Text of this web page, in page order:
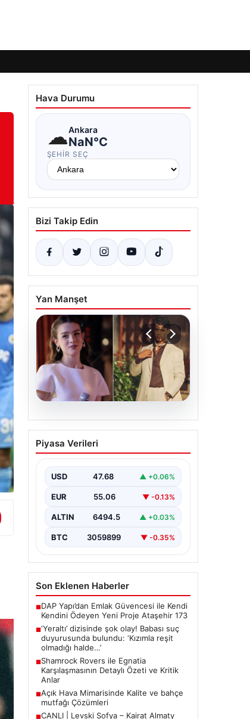
Hava Durumu
☁Ankara
NaN°C
ŞEHIR SEÇ
Bizi Takip Edin
Yan Manşet
05.08.2026
‘Yeraltı’ dizisinde şok
olay! Babası suç
‘Kızımla reşit olmadığı
halde…’
Piyasa Verileri
USD 47.68 ▲ +0.06%
EUR 55.06 ▼ -0.13%
ALTIN 6494.5 ▲ +0.03%
BTC 3059899 ▼ -0.35%
Son Eklenen Haberler
■DAP Yapı’dan Emlak Güvencesi ile Kendi
Kendini Ödeyen Yeni Proje Ataşehir 173
■‘Yeraltı’ dizisinde şok olay! Babası suç
duyurusunda bulundu: ‘Kızımla reşit
olmadığı halde…’
■Shamrock Rovers ile Egnatia
Karşılaşmasının Detaylı Özeti ve Kritik
Anlar
■Açık Hava Mimarisinde Kalite ve bahçe
mutfağı Çözümleri
■CANLI | Levski Sofya – Kairat Almaty